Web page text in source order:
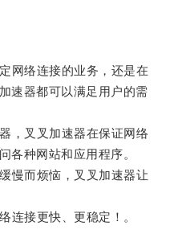
络连接的业务，还是在
速器都可以满足用户的需
叉叉加速器在保证网络
各种网站和应用程序。
而烦恼，叉叉加速器让
接更快、更稳定！。